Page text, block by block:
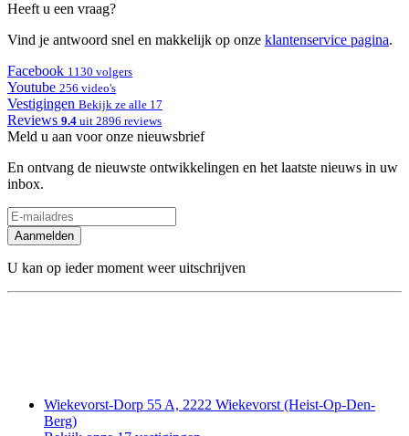
Heeft u een vraag?
Vind je antwoord snel en makkelijk op onze klantenservice pagina.
Facebook 1130 volgers
Youtube 256 video's
Vestigingen Bekijk ze alle 17
Reviews 9.4 uit 2896 reviews
Meld u aan voor onze nieuwsbrief
En ontvang de nieuwste ontwikkelingen en het laatste nieuws in uw
inbox.
Aanmelden
U kan op ieder moment weer uitschrijven
Wiekevorst-Dorp 55 A, 2222 Wiekevorst (Heist-Op-Den-
Berg)